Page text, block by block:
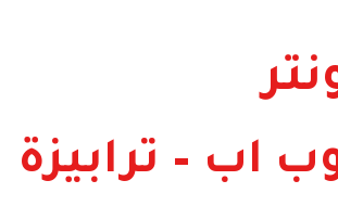
اب – ترابيزة